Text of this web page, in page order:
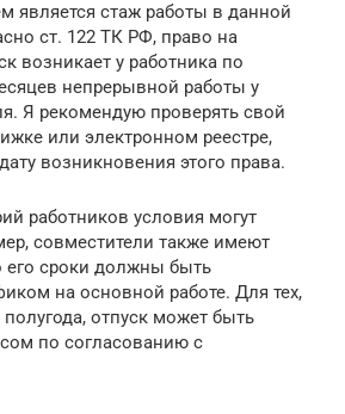
является стаж работы в данной
ст. 122 ТК РФ, право на
возникает у работника по
непрерывной работы у
Я рекомендую проверять свой
или электронном реестре,
возникновения этого права.
работников условия могут
совместители также имеют
его сроки должны быть
на основной работе. Для тех,
полугода, отпуск может быть
по согласованию с